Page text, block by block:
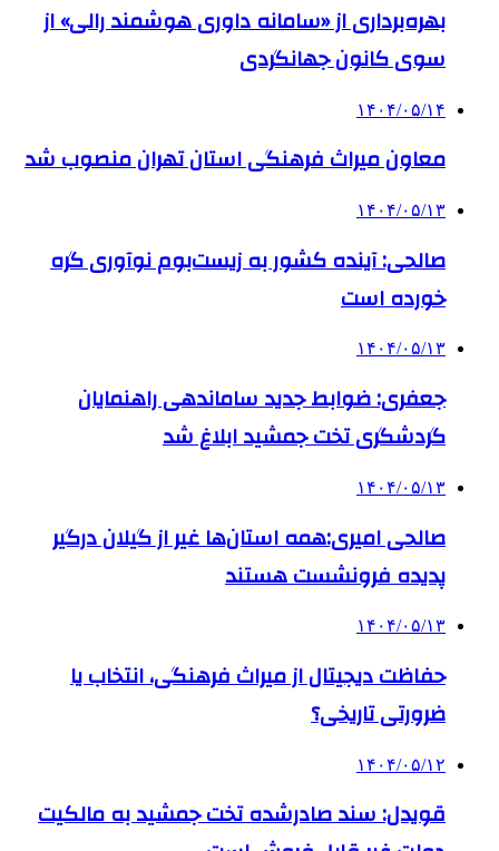
بهره‌برداری از «سامانه داوری هوشمند رالی» از
سوی کانون جهانگردی
۱۴۰۴/۰۵/۱۴
معاون میراث فرهنگی استان تهران منصوب شد
۱۴۰۴/۰۵/۱۳
صالحی: آینده کشور به زیست‌بوم نوآوری گره
خورده است
۱۴۰۴/۰۵/۱۳
جعفری: ضوابط جدید ساماندهی راهنمایان
گردشگری تخت جمشید ابلاغ شد
۱۴۰۴/۰۵/۱۳
صالحی امیری:همه استان‌ها غیر از گیلان درگیر
پدیده فرونشست هستند
۱۴۰۴/۰۵/۱۳
حفاظت دیجیتال از میراث فرهنگی، انتخاب یا
ضرورتی تاریخی؟
۱۴۰۴/۰۵/۱۲
قویدل: سند صادرشده تخت جمشید به مالکیت